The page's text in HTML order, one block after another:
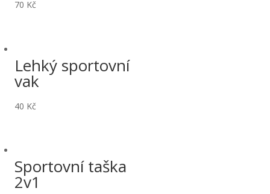
70 Kč
Lehký sportovní
vak
40 Kč
Sportovní taška
2v1